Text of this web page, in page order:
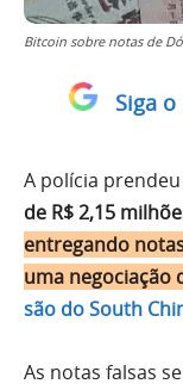
Bitcoin sobre notas de
Siga
A polícia
de R$ 2,15
entregando
uma negociação
são do South
As notas falsas